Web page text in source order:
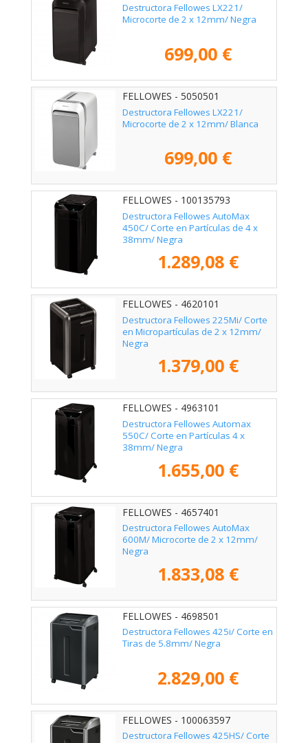
Destructora Fellowes LX221/
Microcorte de 2 x 12mm/ Negra
699,00 €
FELLOWES - 5050501
Destructora Fellowes LX221/
Microcorte de 2 x 12mm/ Blanca
699,00 €
FELLOWES - 100135793
Destructora Fellowes AutoMax
450C/ Corte en Partículas de 4 x
38mm/ Negra
1.289,08 €
FELLOWES - 4620101
Destructora Fellowes 225Mi/ Corte
en Micropartículas de 2 x 12mm/
Negra
1.379,00 €
FELLOWES - 4963101
Destructora Fellowes Automax
550C/ Corte en Partículas 4 x
38mm/ Negra
1.655,00 €
FELLOWES - 4657401
Destructora Fellowes AutoMax
600M/ Microcorte de 2 x 12mm/
Negra
1.833,08 €
FELLOWES - 4698501
Destructora Fellowes 425i/ Corte en
Tiras de 5.8mm/ Negra
2.829,00 €
FELLOWES - 100063597
Destructora Fellowes 425HS/ Corte